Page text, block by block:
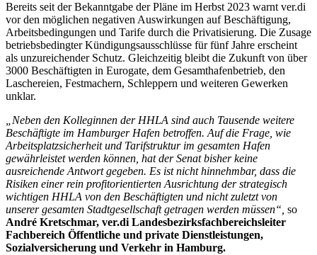
Bereits seit der Bekanntgabe der Pläne im Herbst 2023 warnt ver.di
vor den möglichen negativen Auswirkungen auf Beschäftigung,
Arbeitsbedingungen und Tarife durch die Privatisierung. Die Zusage
betriebsbedingter Kündigungsausschlüsse für fünf Jahre erscheint
als unzureichender Schutz. Gleichzeitig bleibt die Zukunft von über
3000 Beschäftigten in Eurogate, dem Gesamthafenbetrieb, den
Laschereien, Festmachern, Schleppern und weiteren Gewerken
unklar.
„Neben den Kolleginnen der HHLA sind auch Tausende weitere
Beschäftigte im Hamburger Hafen betroffen. Auf die Frage, wie
Arbeitsplatzsicherheit und Tarifstruktur im gesamten Hafen
gewährleistet werden können, hat der Senat bisher keine
ausreichende Antwort gegeben. Es ist nicht hinnehmbar, dass die
Risiken einer rein profitorientierten Ausrichtung der strategisch
wichtigen HHLA von den Beschäftigten und nicht zuletzt von
unserer gesamten Stadtgesellschaft getragen werden müssen“, so
André Kretschmar, ver.di Landesbezirksfachbereichsleiter
Fachbereich Öffentliche und private Dienstleistungen,
Sozialversicherung und Verkehr in Hamburg.